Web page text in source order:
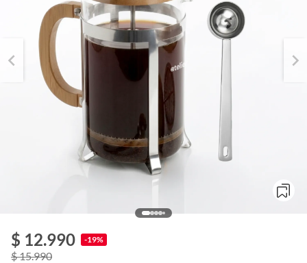
$ 12.990 -19%
$ 15.990 f
o